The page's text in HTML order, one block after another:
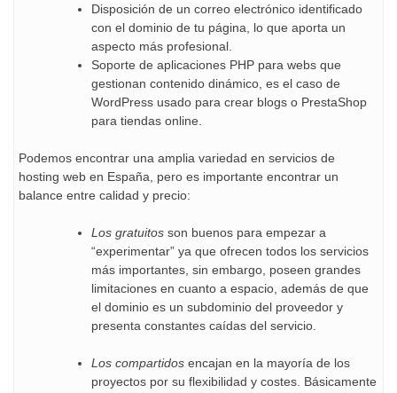
Disposición de un correo electrónico identificado
con el dominio de tu página, lo que aporta un
aspecto más profesional.
Soporte de aplicaciones PHP para webs que
gestionan contenido dinámico, es el caso de
WordPress usado para crear blogs o PrestaShop
para tiendas online.
Podemos encontrar una amplia variedad en servicios de
hosting web en España, pero es importante encontrar un
balance entre calidad y precio:
Los gratuitos son buenos para empezar a
“experimentar” ya que ofrecen todos los servicios
más importantes, sin embargo, poseen grandes
limitaciones en cuanto a espacio, además de que
el dominio es un subdominio del proveedor y
presenta constantes caídas del servicio.
Los compartidos encajan en la mayoría de los
proyectos por su flexibilidad y costes. Básicamente